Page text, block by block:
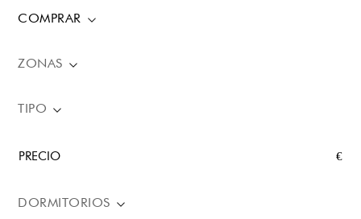
COMPRAR
ZONAS
TIPO
PRECIO €
DORMITORIOS